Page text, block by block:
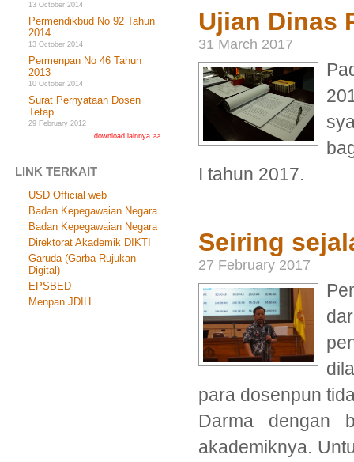
13 October 2014
Permendikbud No 92 Tahun
2014
13 October 2014
Permenpan No 46 Tahun
2013
10 October 2014
Surat Pernyataan Dosen
Tetap
29 February 2012
download lainnya >>
LINK TERKAIT
USD Official web
Badan Kepegawaian Negara
Badan Kepegawaian Negara
Direktorat Akademik DIKTI
Garuda (Garba Rujukan
Digital)
EPSBED
Menpan JDIH
Ujian Dinas
31 March 2017
I tahun 2017.
Seiring
27 February 2017
para dosenpun
Darma dengan
akademiknya.